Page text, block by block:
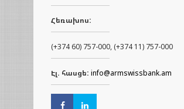
Հեռախոս:
(+374 60) 757-000, (+374 11) 757-000
Էլ. հասցե: info@armswissbank.am